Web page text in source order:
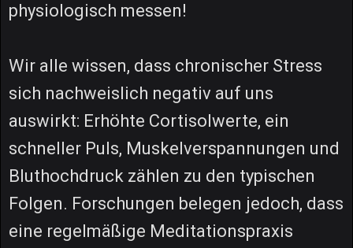
physiologisch messen!
Wir alle wissen, dass chronischer Stress
sich nachweislich negativ auf uns
auswirkt: Erhöhte Cortisolwerte, ein
schneller Puls, Muskelverspannungen und
Bluthochdruck zählen zu den typischen
Folgen. Forschungen belegen jedoch, dass
eine regelmäßige Meditationspraxis